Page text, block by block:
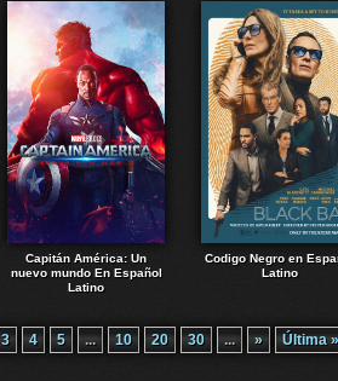
Capitán América: Un
nuevo mundo En Español
Latino
Codigo Negro en
Latino
3 4 5 ... 10 20 30 ... » Última »